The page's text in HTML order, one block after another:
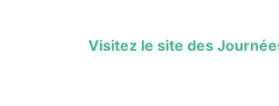
Visitez le site des